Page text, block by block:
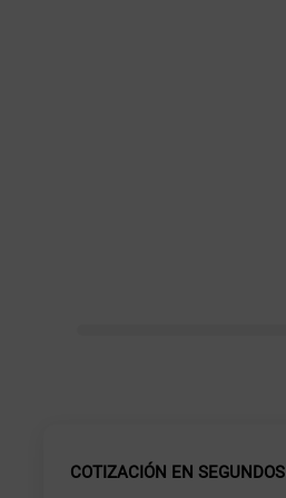
COTIZACIÓN EN SEGUNDOS